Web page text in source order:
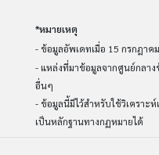
*หมายเหตุ
- ข้อมูลอัพเดทเมื่อ 15 กรกฎาค
- แหล่งที่มาข้อมูลจากศูนย์กลา
อื่นๆ
- ข้อมูลนี้มีไว้สำหรับใช้วิเคราะห์
เป็นหลักฐานทางกฏหมายได้